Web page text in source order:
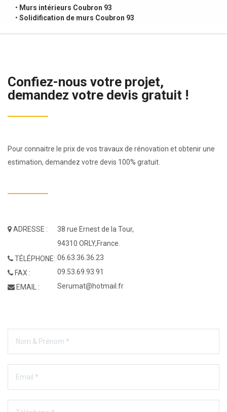
• Murs intérieurs Coubron 93
• Solidification de murs Coubron 93
Confiez-nous votre projet,
demandez votre devis gratuit !
Pour connaitre le prix de vos travaux de rénovation et obtenir une
estimation, demandez votre devis 100% gratuit.
ADRESSE :
TÉLÉPHONE:
FAX :
EMAIL :
38 rue Ernest de la Tour,
94310 ORLY,France.
06.63.36.36.23
09.53.69.93.91
Serumat@hotmail.fr